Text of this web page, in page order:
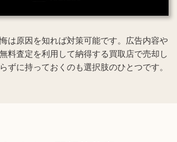
は原因を知れば対策可能です。広告内容や
料査定を利用して納得する買取店で売却し
ずに持っておくのも選択肢のひとつです。